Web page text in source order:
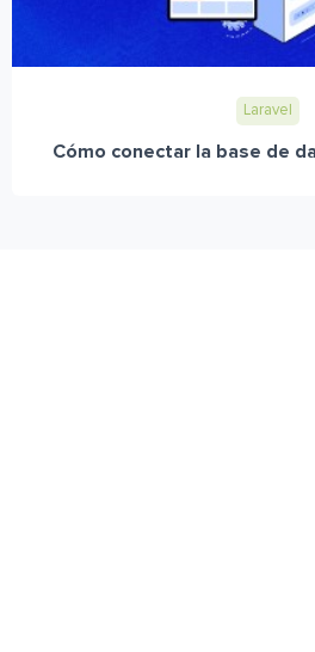
Laravel
Cómo conectar la base de